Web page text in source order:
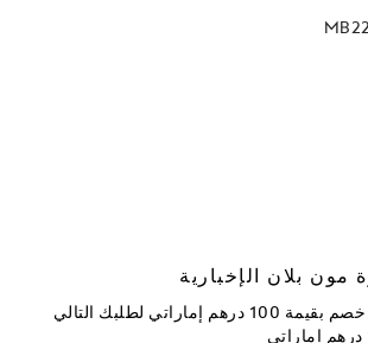
بلان الإخبارية
سجل و احصل على خصم بقيمة 100 درهم إماراتي لطلبك التالي